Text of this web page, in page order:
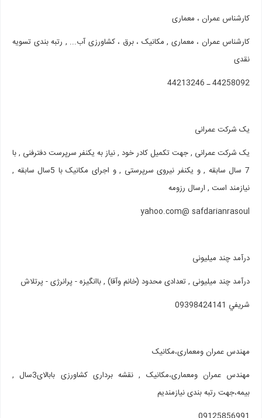
کارشناس عمران ، معماری
کارشناس عمران ، معماری , مکانیک ، برق ، کشاورزی آب... , رتبه بندی تسویه
نقدی
44258092 ـ 44213246
یک شرکت عمرانی
یک شرکت عمرانی , جهت تکمیل کادر خود , نیاز به یکنفر سرپرست دفترفنی , با
7 سال سابقه , و یکنفر نیروی سرپرستی , و اجرای مکانیک با 5سال سابقه ,
نیازمند است , ارسال رزومه
yahoo.com@ safdarianrasoul
درآمد چند میلیونی
درآمد چند میلیونی , تعدادی محدود (خانم وآقا) , باانگیزه - پرانرژی - پرتلاش
شريفي 09398424141
مهندس عمران ومعماری،مکانیک
مهندس عمران ومعماری،مکانیک , نقشه برداری کشاورزی بابالای3سال ,
بیمه،جهت رتبه بندی نیازمندیم